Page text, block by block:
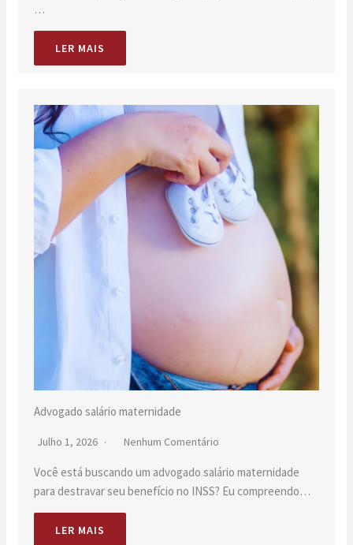
…
LER MAIS
Advogado salário maternidade
Julho 1, 2026 Nenhum Comentário
Você está buscando um advogado salário maternidade
para destravar seu benefício no INSS? Eu compreendo…
LER MAIS